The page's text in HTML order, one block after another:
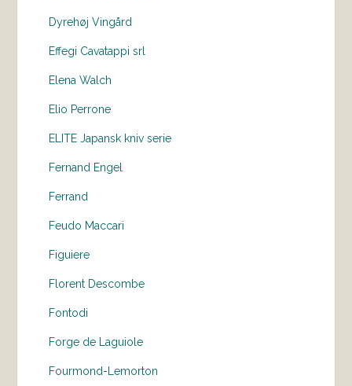
Dyrehøj Vingård
Effegi Cavatappi srl
Elena Walch
Elio Perrone
ELITE Japansk kniv serie
Fernand Engel
Ferrand
Feudo Maccari
Figuiere
Florent Descombe
Fontodi
Forge de Laguiole
Fourmond-Lemorton